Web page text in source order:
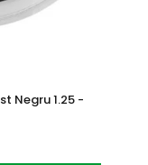
Negru 1.25 -